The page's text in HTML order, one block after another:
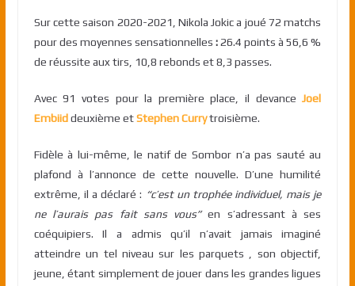
Sur cette saison 2020-2021, Nikola Jokic a joué 72 matchs
pour des moyennes sensationnelles :26.4 points à 56,6 %
de réussite aux tirs, 10,8 rebonds et 8,3 passes.
Avec 91 votes pour la première place, il devanceJoel
Embiiddeuxième etStephen Currytroisième.
Fidèle à lui-même, le natif de Sombor n’a pas sauté au
plafond à l’annonce de cette nouvelle. D’une humilité
extrême, il a déclaré : “c’est un trophée individuel, mais je
ne l’aurais pas fait sans vous”en s’adressant à ses
coéquipiers. Il a admis qu’il n’avait jamais imaginé
atteindre un tel niveau sur les parquets , son objectif,
jeune, étant simplement de jouer dans les grandes ligues